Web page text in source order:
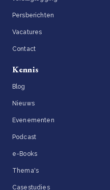
Persberichten
Vacatures
Contact
Kennis
Blog
Nieuws
Evenementen
Podcast
e-Books
Thema's
Casestudies